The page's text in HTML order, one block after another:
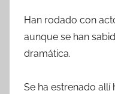
Han rodado con
aunque se han
dramática.
Se ha estrenado allí